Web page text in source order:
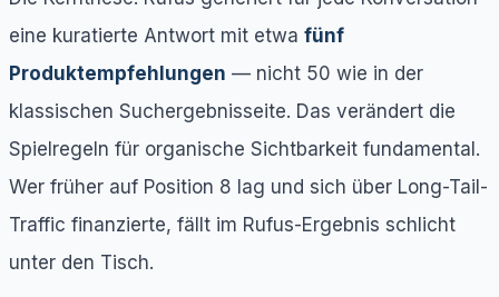
eine kuratierte Antwort mit etwa fünf
Produktempfehlungen — nicht 50 wie in der
klassischen Suchergebnisseite. Das verändert die
Spielregeln für organische Sichtbarkeit fundamental.
Wer früher auf Position 8 lag und sich über Long-Tail-
Traffic finanzierte, fällt im Rufus-Ergebnis schlicht
unter den Tisch.